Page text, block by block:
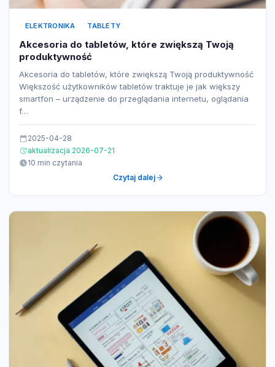
ELEKTRONIKA TABLETY
Akcesoria do tabletów, które zwiększą Twoją
produktywność
Akcesoria do tabletów, które zwiększą Twoją produktywność
Większość użytkowników tabletów traktuje je jak większy
smartfon – urządzenie do przeglądania internetu, oglądania
f…
2025-04-28
aktualizacja 2026-07-21
10 min czytania
Czytaj dalej